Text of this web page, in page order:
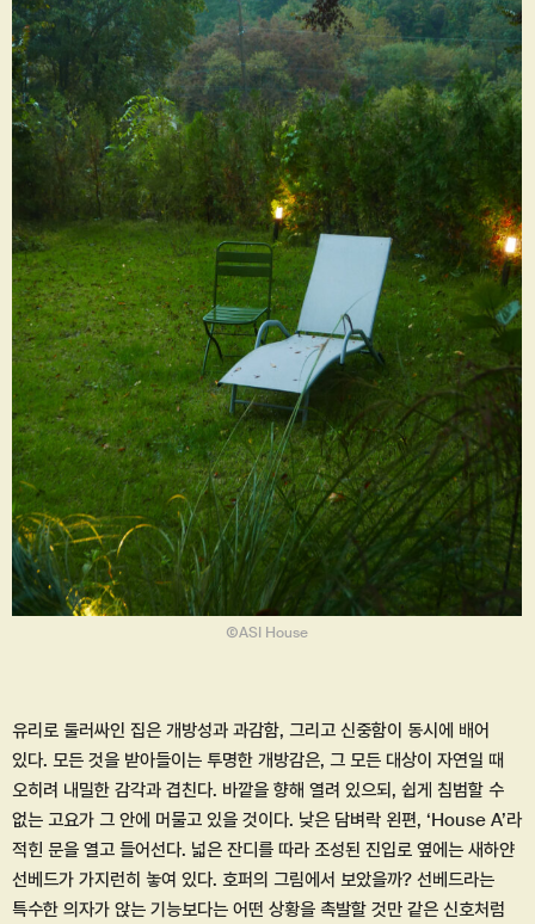
ⒸASI House
유리로 둘러싸인 집은 개방성과 과감함, 그리고 신중함이 동시에 배어
있다. 모든 것을 받아들이는 투명한 개방감은, 그 모든 대상이 자연일 때
오히려 내밀한 감각과 겹친다. 바깥을 향해 열려 있으되, 쉽게 침범할 수
없는 고요가 그 안에 머물고 있을 것이다. 낮은 담벼락 왼편, ‘House A’라
적힌 문을 열고 들어선다. 넓은 잔디를 따라 조성된 진입로 옆에는 새하얀
선베드가 가지런히 놓여 있다. 호퍼의 그림에서 보았을까? 선베드라는
특수한 의자가 앉는 기능보다는 어떤 상황을 촉발할 것만 같은 신호처럼